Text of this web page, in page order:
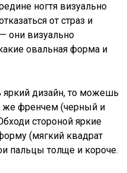
ногтя визуально
от страз и
они визуально
овальная форма и
яркий дизайн, то можешь
же френчем (черный и
стороной яркие
(мягкий квадрат
пальцы толще и короче.